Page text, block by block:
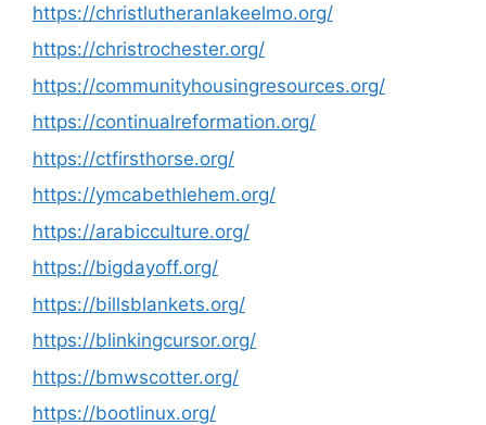
https://christlutheranlakeelmo.org/
https://christrochester.org/
https://communityhousingresources.org/
https://continualreformation.org/
https://ctfirsthorse.org/
https://ymcabethlehem.org/
https://arabicculture.org/
https://bigdayoff.org/
https://billsblankets.org/
https://blinkingcursor.org/
https://bmwscotter.org/
https://bootlinux.org/